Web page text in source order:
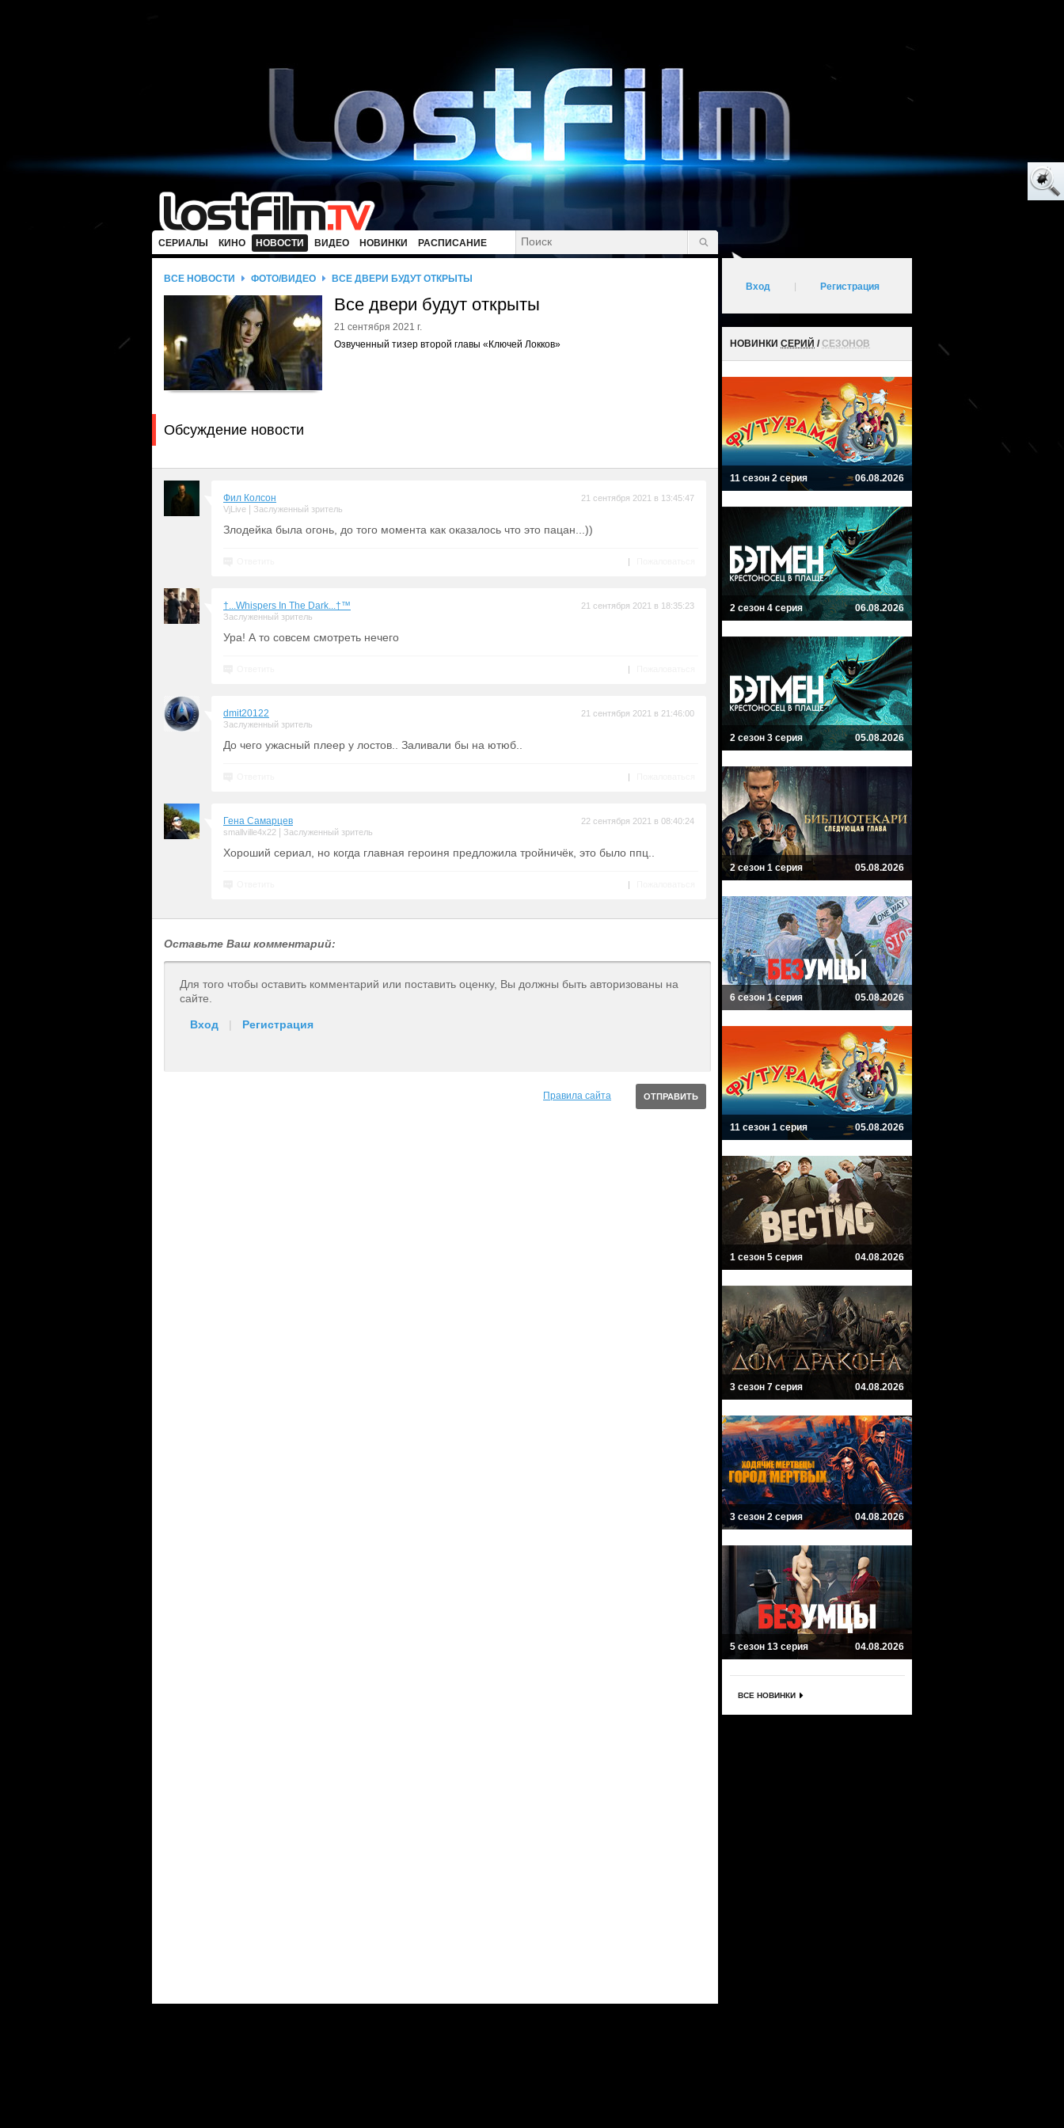
СЕРИАЛЫ КИНО НОВОСТИ ВИДЕО НОВИНКИ РАСПИСАНИЕ
ВСЕ НОВОСТИ ФОТО/ВИДЕО ВСЕ ДВЕРИ БУДУТ ОТКРЫТЫ
Все двери будут открыты
21 сентября 2021 г.
Озвученный тизер второй главы «Ключей Локков»
Обсуждение новости
Фил Колсон
VjLive Заслуженный зритель
21 сентября 2021 в 13:45:47
Злодейка была огонь, до того момента как оказалось что это пацан...))
|
†...Whispers In The Dark...†™
Заслуженный зритель
21 сентября 2021 в 18:35:23
Ура! А то совсем смотреть нечего
|
dmit20122
Заслуженный зритель
21 сентября 2021 в 21:46:00
До чего ужасный плеер у лостов.. Заливали бы на ютюб..
|
Гена Самарцев
smallville4x22 Заслуженный зритель
22 сентября 2021 в 08:40:24
Хороший сериал, но когда главная героиня предложила тройничёк, это было ппц..
|
Оставьте Ваш комментарий:
Для того чтобы оставить комментарий или поставить оценку, Вы должны быть авторизованы на
сайте.
Вход | Регистрация
Правила сайта
Вход Регистрация
НОВИНКИ СЕРИЙ /СЕЗОНОВ
11 сезон 2 серия 06.08.2026
2 сезон 4 серия 06.08.2026
2 сезон 3 серия 05.08.2026
2 сезон 1 серия 05.08.2026
6 сезон 1 серия 05.08.2026
11 сезон 1 серия 05.08.2026
1 сезон 5 серия 04.08.2026
3 сезон 7 серия 04.08.2026
3 сезон 2 серия 04.08.2026
5 сезон 13 серия 04.08.2026
ВСЕ НОВИНКИ